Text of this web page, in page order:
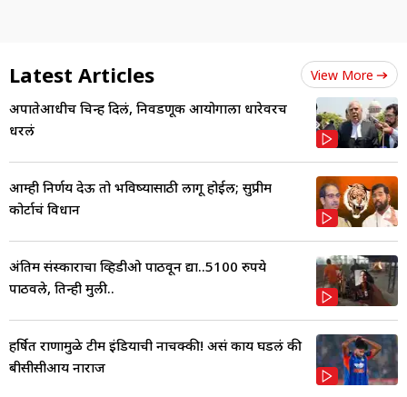
Latest Articles View More
अपात्रतेआधीच चिन्ह दिलं, निवडणूक आयोगाला धारेवरच
धरलं
आम्ही निर्णय देऊ तो भविष्यासाठी लागू होईल; सुप्रीम
कोर्टाचं विधान
अंतिम संस्काराचा व्हिडीओ पाठवून द्या..5100 रुपये
पाठवले, तिन्ही मुली..
हर्षित राणामुळे टीम इंडियाची नाचक्की! असं काय घडलं की
बीसीसीआय नाराज